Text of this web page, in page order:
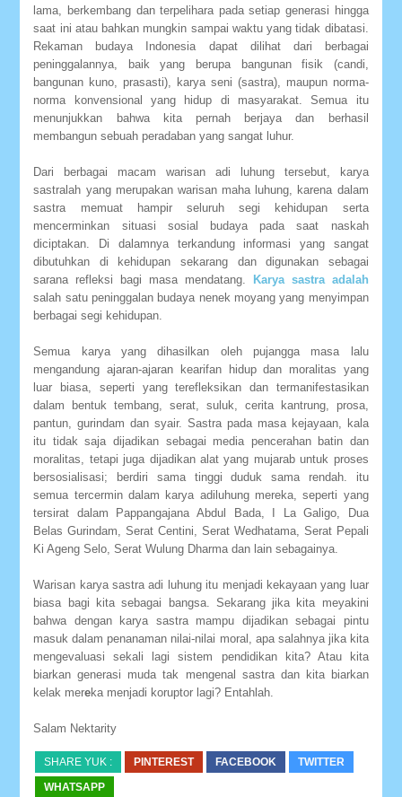
lama, berkembang dan terpelihara pada setiap generasi hingga
saat ini atau bahkan mungkin sampai waktu yang tidak dibatasi.
Rekaman budaya Indonesia dapat dilihat dari berbagai
peninggalannya, baik yang berupa bangunan fisik (candi,
bangunan kuno, prasasti), karya seni (sastra), maupun norma-
norma konvensional yang hidup di masyarakat. Semua itu
menunjukkan bahwa kita pernah berjaya dan berhasil
membangun sebuah peradaban yang sangat luhur.
Dari berbagai macam warisan adi luhung tersebut, karya
sastralah yang merupakan warisan maha luhung, karena dalam
sastra memuat hampir seluruh segi kehidupan serta
mencerminkan situasi sosial budaya pada saat naskah
diciptakan. Di dalamnya terkandung informasi yang sangat
dibutuhkan di kehidupan sekarang dan digunakan sebagai
sarana refleksi bagi masa mendatang. Karya sastra adalah
salah satu peninggalan budaya nenek moyang yang menyimpan
berbagai segi kehidupan.
Semua karya yang dihasilkan oleh pujangga masa lalu
mengandung ajaran-ajaran kearifan hidup dan moralitas yang
luar biasa, seperti yang terefleksikan dan termanifestasikan
dalam bentuk tembang, serat, suluk, cerita kantrung, prosa,
pantun, gurindam dan syair. Sastra pada masa kejayaan, kala
itu tidak saja dijadikan sebagai media pencerahan batin dan
moralitas, tetapi juga dijadikan alat yang mujarab untuk proses
bersosialisasi; berdiri sama tinggi duduk sama rendah. itu
semua tercermin dalam karya adiluhung mereka, seperti yang
tersirat dalam Pappangajana Abdul Bada, I La Galigo, Dua
Belas Gurindam, Serat Centini, Serat Wedhatama, Serat Pepali
Ki Ageng Selo, Serat Wulung Dharma dan lain sebagainya.
Warisan karya sastra adi luhung itu menjadi kekayaan yang luar
biasa bagi kita sebagai bangsa. Sekarang jika kita meyakini
bahwa dengan karya sastra mampu dijadikan sebagai pintu
masuk dalam penanaman nilai-nilai moral, apa salahnya jika kita
mengevaluasi sekali lagi sistem pendidikan kita? Atau kita
biarkan generasi muda tak mengenal sastra dan kita biarkan
kelak mereka menjadi koruptor lagi? Entahlah.
Salam Nektarity
SHARE YUK : PINTEREST FACEBOOK
TWITTER
WHATSAPP